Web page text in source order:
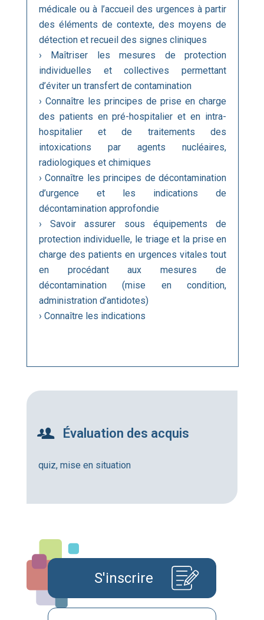
médicale ou à l’accueil des urgences à partir
des éléments de contexte, des moyens de
détection et recueil des signes cliniques
› Maîtriser les mesures de protection
individuelles et collectives permettant
d’éviter un transfert de contamination
› Connaître les principes de prise en charge
des patients en pré-hospitalier et en intra-
hospitalier et de traitements des
intoxications par agents nucléaires,
radiologiques et chimiques
› Connaître les principes de décontamination
d’urgence et les indications de
décontamination approfondie
› Savoir assurer sous équipements de
protection individuelle, le triage et la prise en
charge des patients en urgences vitales tout
en procédant aux mesures de
décontamination (mise en condition,
administration d’antidotes)
› Connaître les indications
Évaluation des acquis
quiz, mise en situation
S'inscrire